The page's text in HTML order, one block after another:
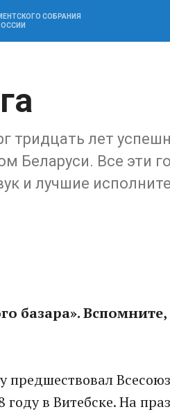
СОБРАНИЯ
лет
Беларуси. Все эти
и лучшие
базара». Вспомните,
в Витебске. На